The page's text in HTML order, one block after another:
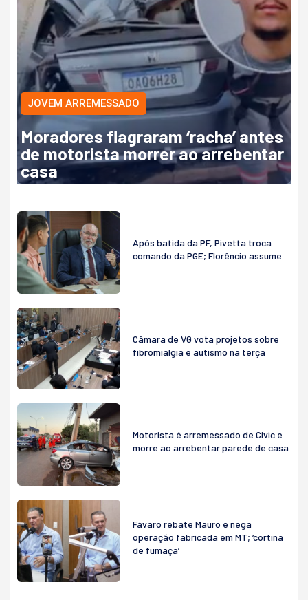
JOVEM ARREMESSADO
Moradores flagraram ‘racha’ antes
de motorista morrer ao arrebentar
casa
Após batida da PF, Pivetta troca
comando da PGE; Florêncio assume
Câmara de VG vota projetos sobre
fibromialgia e autismo na terça
Motorista é arremessado de Civic e
morre ao arrebentar parede de casa
Fávaro rebate Mauro e nega
operação fabricada em MT; ‘cortina
de fumaça’